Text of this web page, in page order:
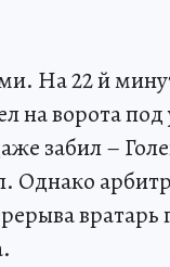
На 22 й
ворота
забил –
Однако